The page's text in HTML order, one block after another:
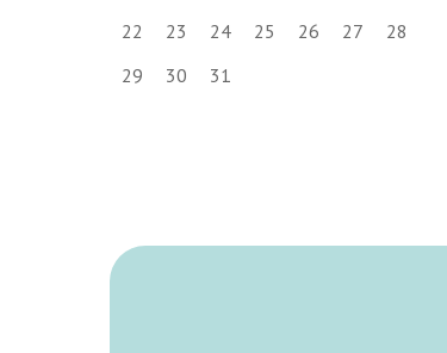
22
23 24 25 26 27
28
29
30 31